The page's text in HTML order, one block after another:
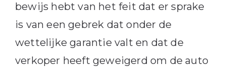
bewijs hebt van het feit dat er sprake
is van een gebrek dat onder de
wettelijke garantie valt en dat de
verkoper heeft geweigerd om de auto